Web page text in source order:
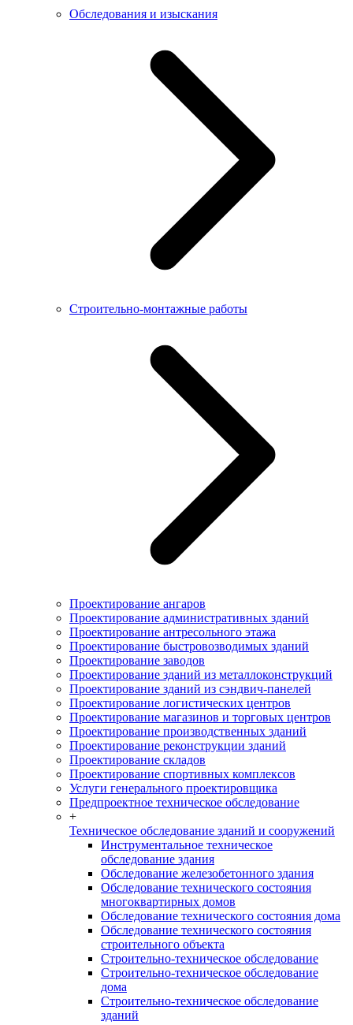
Обследования и изыскания
Строительно-монтажные работы
Проектирование ангаров
Проектирование административных зданий
Проектирование антресольного этажа
Проектирование быстровозводимых зданий
Проектирование заводов
Проектирование зданий из металлоконструкций
Проектирование зданий из сэндвич-панелей
Проектирование логистических центров
Проектирование магазинов и торговых центров
Проектирование производственных зданий
Проектирование реконструкции зданий
Проектирование складов
Проектирование спортивных комплексов
Услуги генерального проектировщика
Предпроектное техническое обследование
+
Техническое обследование зданий и сооружений
Инструментальное техническое
обследование здания
Обследование железобетонного здания
Обследование технического состояния
многоквартирных домов
Обследование технического состояния дома
Обследование технического состояния
строительного объекта
Строительно-техническое обследование
Строительно-техническое обследование
дома
Строительно-техническое обследование
зданий